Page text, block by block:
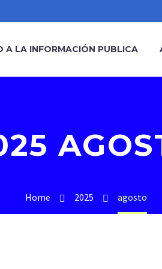
A LA INFORMACIÓN PUBLICA
Home 2025 agosto